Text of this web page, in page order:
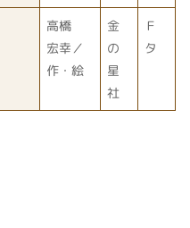
高橋
宏幸／
作・絵
金
の
星
社
Ｆ
タ